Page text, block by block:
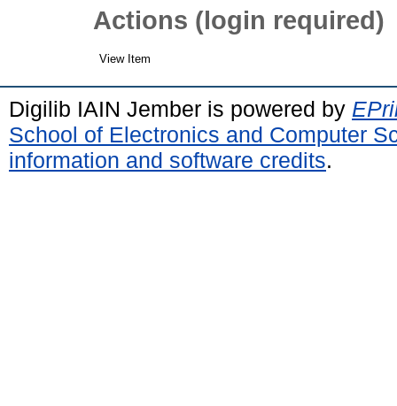
Actions (login required)
View Item
Digilib IAIN Jember is powered by
School of Electronics and Computer
information and software credits.